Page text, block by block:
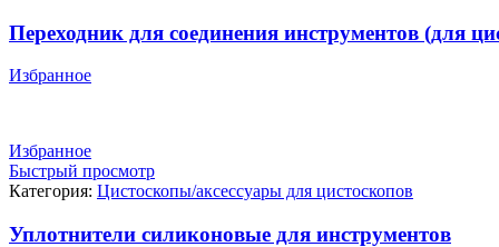
Переходник для соединения инструментов (для
Избранное
Избранное
Быстрый просмотр
Категория: Цистоскопы/аксессуары для цистоскопов
Уплотнители силиконовые для инструментов